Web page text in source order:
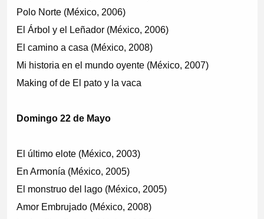
Polo Norte (México, 2006)
El Árbol y el Leñador (México, 2006)
El camino a casa (México, 2008)
Mi historia en el mundo oyente (México, 2007)
Making of de El pato y la vaca
Domingo 22 de Mayo
El último elote (México, 2003)
En Armonía (México, 2005)
El monstruo del lago (México, 2005)
Amor Embrujado (México, 2008)